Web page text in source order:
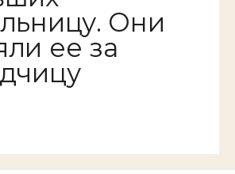
Они
ее за